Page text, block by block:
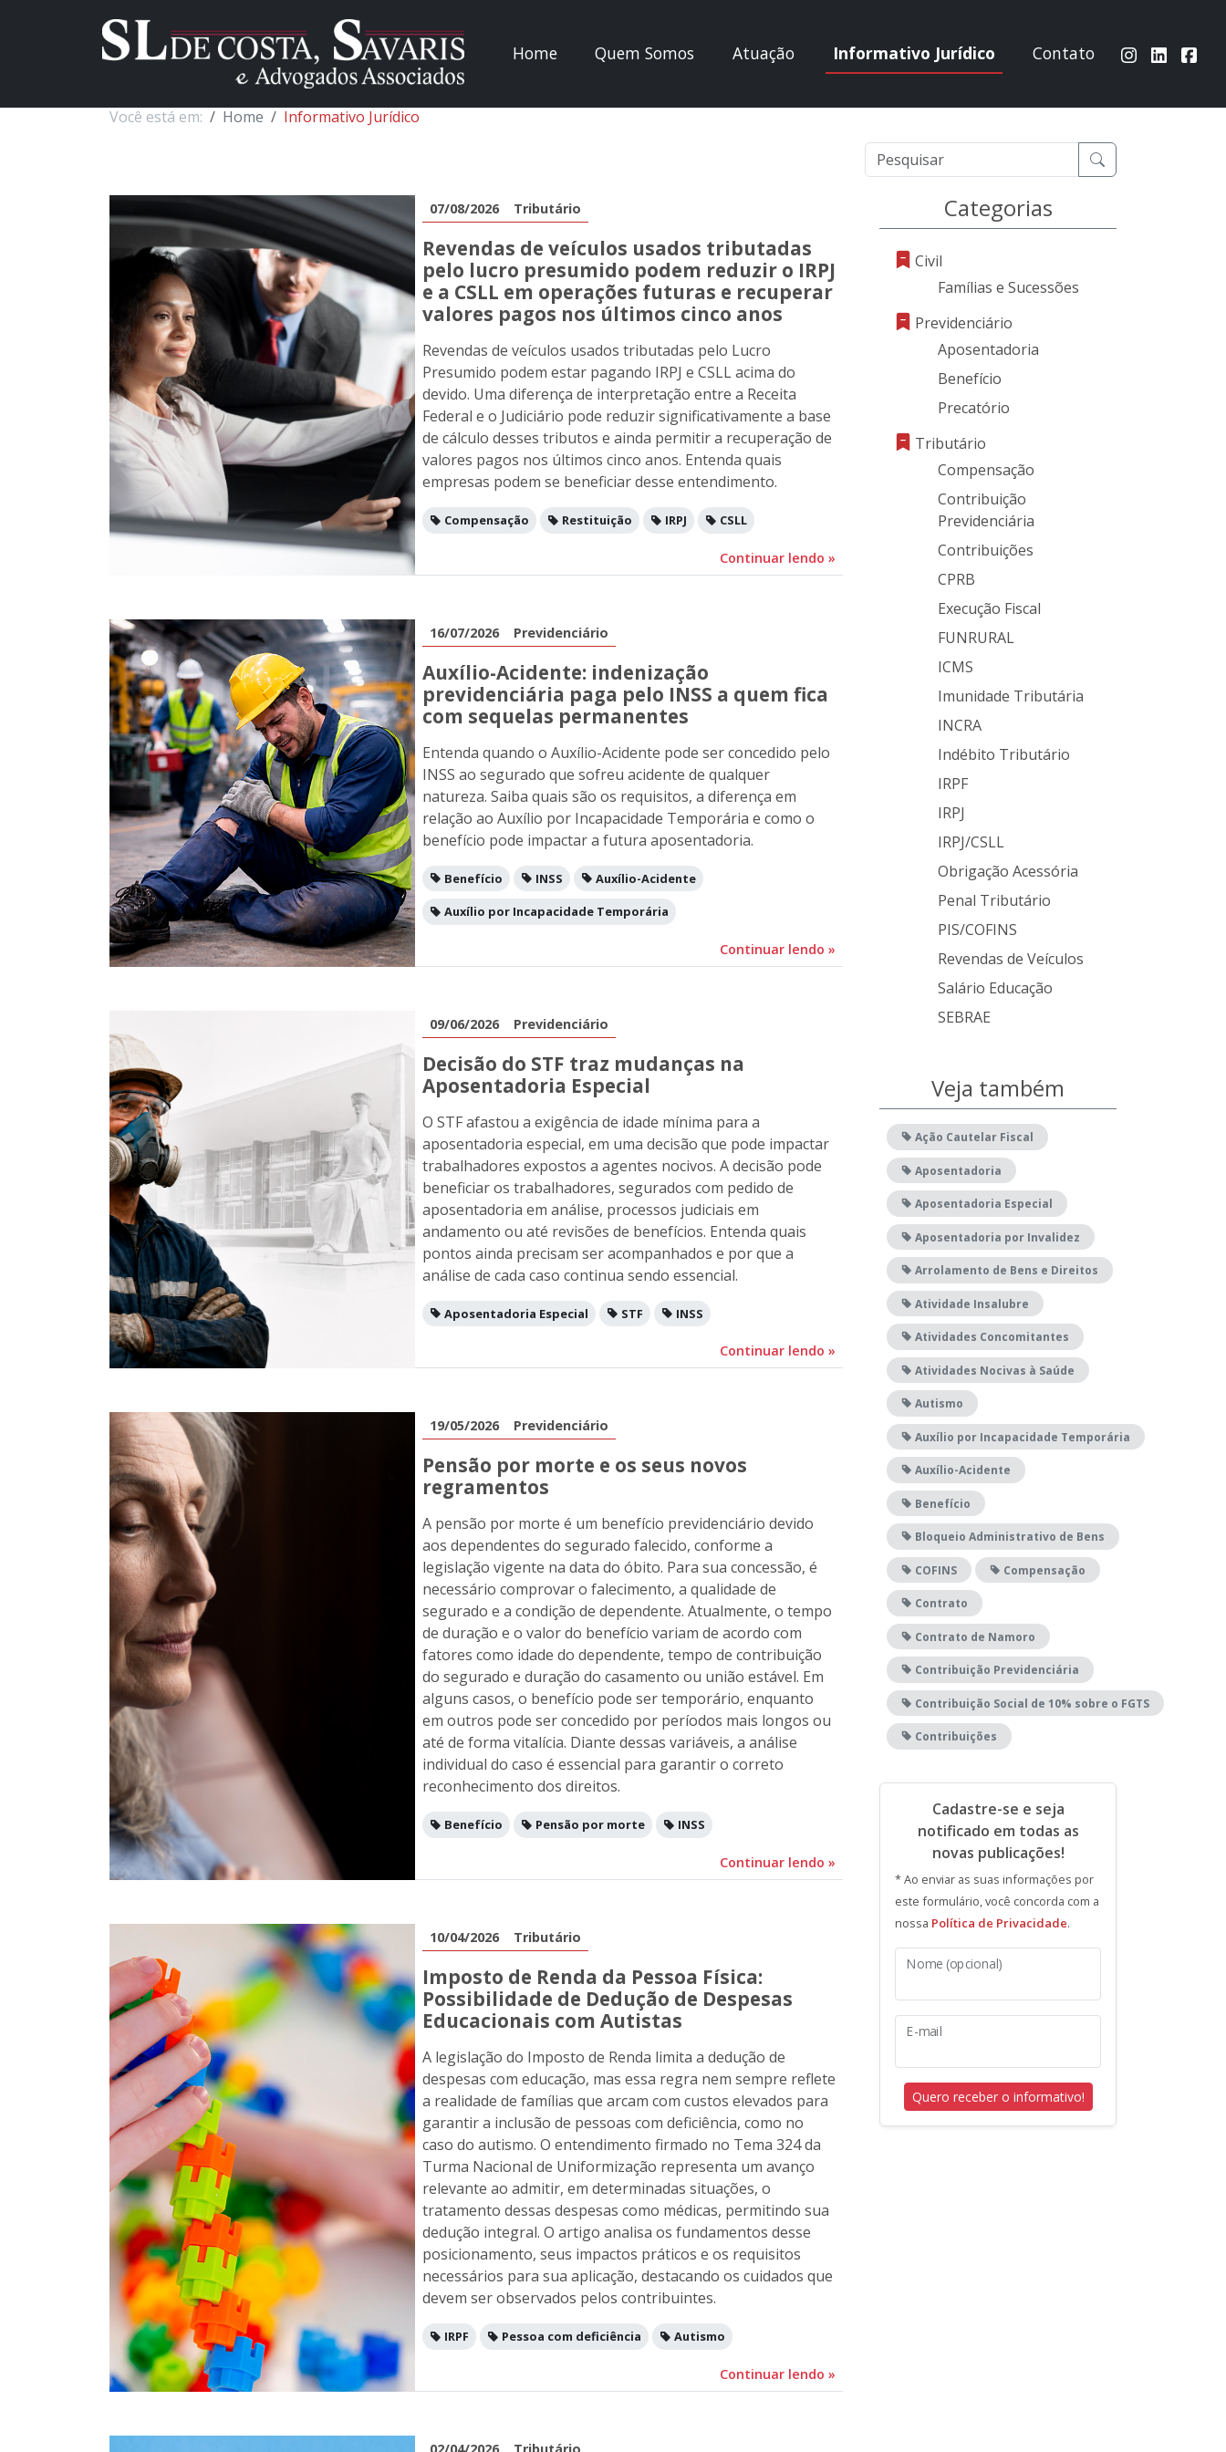
Home Quem Somos Atuação Informativo Jurídico Contato
Você está em: Home Informativo Jurídico
07/08/2026 Tributário
Revendas de veículos usados tributadas
pelo lucro presumido podem reduzir o IRPJ
e a CSLL em operações futuras e recuperar
valores pagos nos últimos cinco anos
Revendas de veículos usados tributadas pelo Lucro
Presumido podem estar pagando IRPJ e CSLL acima do
devido. Uma diferença de interpretação entre a Receita
Federal e o Judiciário pode reduzir significativamente a base
de cálculo desses tributos e ainda permitir a recuperação de
valores pagos nos últimos cinco anos. Entenda quais
empresas podem se beneficiar desse entendimento.
Compensação Restituição IRPJ CSLL
Continuar lendo »
16/07/2026 Previdenciário
Auxílio-Acidente: indenização
previdenciária paga pelo INSS a quem fica
com sequelas permanentes
Entenda quando o Auxílio-Acidente pode ser concedido pelo
INSS ao segurado que sofreu acidente de qualquer
natureza. Saiba quais são os requisitos, a diferença em
relação ao Auxílio por Incapacidade Temporária e como o
benefício pode impactar a futura aposentadoria.
Benefício INSS Auxílio-Acidente
Auxílio por Incapacidade Temporária
Continuar lendo »
09/06/2026 Previdenciário
Decisão do STF traz mudanças na
Aposentadoria Especial
O STF afastou a exigência de idade mínima para a
aposentadoria especial, em uma decisão que pode impactar
trabalhadores expostos a agentes nocivos. A decisão pode
beneficiar os trabalhadores, segurados com pedido de
aposentadoria em análise, processos judiciais em
andamento ou até revisões de benefícios. Entenda quais
pontos ainda precisam ser acompanhados e por que a
análise de cada caso continua sendo essencial.
Aposentadoria Especial STF INSS
Continuar lendo »
19/05/2026 Previdenciário
Pensão por morte e os seus novos
regramentos
A pensão por morte é um benefício previdenciário devido
aos dependentes do segurado falecido, conforme a
legislação vigente na data do óbito. Para sua concessão, é
necessário comprovar o falecimento, a qualidade de
segurado e a condição de dependente. Atualmente, o tempo
de duração e o valor do benefício variam de acordo com
fatores como idade do dependente, tempo de contribuição
do segurado e duração do casamento ou união estável. Em
alguns casos, o benefício pode ser temporário, enquanto
em outros pode ser concedido por períodos mais longos ou
até de forma vitalícia. Diante dessas variáveis, a análise
individual do caso é essencial para garantir o correto
reconhecimento dos direitos.
Benefício Pensão por morte INSS
Continuar lendo »
10/04/2026 Tributário
Imposto de Renda da Pessoa Física:
Possibilidade de Dedução de Despesas
Educacionais com Autistas
A legislação do Imposto de Renda limita a dedução de
despesas com educação, mas essa regra nem sempre reflete
a realidade de famílias que arcam com custos elevados para
garantir a inclusão de pessoas com deficiência, como no
caso do autismo. O entendimento firmado no Tema 324 da
Turma Nacional de Uniformização representa um avanço
relevante ao admitir, em determinadas situações, o
tratamento dessas despesas como médicas, permitindo sua
dedução integral. O artigo analisa os fundamentos desse
posicionamento, seus impactos práticos e os requisitos
necessários para sua aplicação, destacando os cuidados que
devem ser observados pelos contribuintes.
IRPF Pessoa com deficiência Autismo
Continuar lendo »
02/04/2026 Tributário
Categorias
Civil
Famílias e Sucessões
Previdenciário
Aposentadoria
Benefício
Precatório
Tributário
Compensação
Contribuição
Previdenciária
Contribuições
CPRB
Execução Fiscal
FUNRURAL
ICMS
Imunidade Tributária
INCRA
Indébito Tributário
IRPF
IRPJ
IRPJ/CSLL
Obrigação Acessória
Penal Tributário
PIS/COFINS
Revendas de Veículos
Salário Educação
SEBRAE
Veja também
Ação Cautelar Fiscal
Aposentadoria
Aposentadoria Especial
Aposentadoria por Invalidez
Arrolamento de Bens e Direitos
Atividade Insalubre
Atividades Concomitantes
Atividades Nocivas à Saúde
Autismo
Auxílio por Incapacidade Temporária
Auxílio-Acidente
Benefício
Bloqueio Administrativo de Bens
COFINS Compensação
Contrato
Contrato de Namoro
Contribuição Previdenciária
Contribuição Social de 10% sobre o FGTS
Contribuições
Cadastre-se e seja
notificado em todas as
novas publicações!
* Ao enviar as suas informações por
este formulário, você concorda com a
nossa Política de Privacidade.
Nome (opcional)
E-mail
Quero receber o informativo!